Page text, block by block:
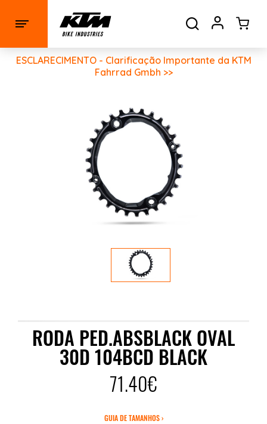
ESCLARECIMENTO - Clarificação Importante da KTM
Fahrrad Gmbh >>
RODA PED.ABSBLACK OVAL
30D 104BCD BLACK
71.40€
GUIA DE TAMANHOS ›